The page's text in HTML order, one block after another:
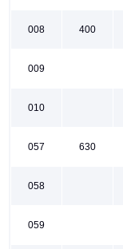
008 400
009
010
057 630
058
059